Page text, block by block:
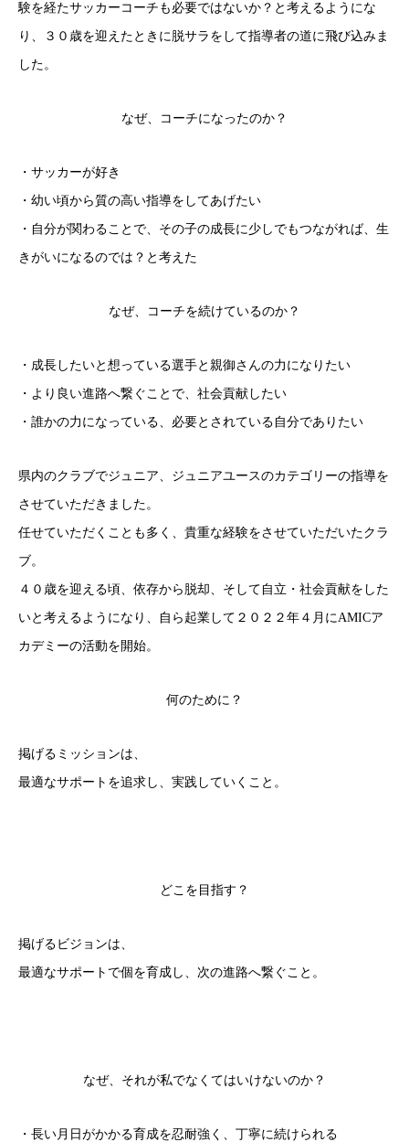
験を経たサッカーコーチも必要ではないか？と考えるようにな
り、３０歳を迎えたときに脱サラをして指導者の道に飛び込みま
した。
なぜ、コーチになったのか？
・サッカーが好き
・幼い頃から質の高い指導をしてあげたい
・自分が関わることで、その子の成長に少しでもつながれば、生
きがいになるのでは？と考えた
なぜ、コーチを続けているのか？
・成長したいと想っている選手と 親御さんの力になりたい
・より良い進路へ繋ぐことで、社会貢献したい
・誰かの力になっている、必要とされている自分でありたい
県内のクラブでジュニア、ジュニアユースのカテゴリーの指導を
させていただきました。
任せていただくことも多く、貴重な経験をさせていただいたクラ
ブ。
４０歳を迎える頃、依存から脱却、そして自立・社会貢献をした
いと考えるようになり、自ら起業して２０２２年４月にAMICア
カデミーの活動を開始。
何のために？
掲げるミッションは、
最適なサポートを追求し、実践していくこと。
どこを目指す？
掲げるビジョンは、
最適なサポートで個を育成し、次の進路へ繋ぐこと。
なぜ、それが私でなくてはいけないのか？
・長い月日がかかる育成を忍耐強く、丁寧に続けられる